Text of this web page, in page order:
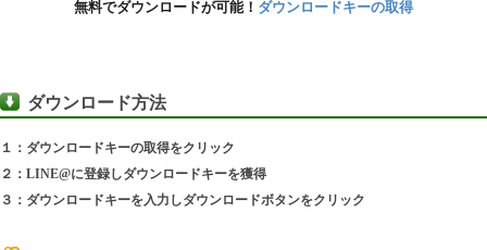
無料でダウンロードが可能！ ダウンロードキーの取得
ダウンロード方法
１：ダウンロードキーの取得をクリック
２：LINE@に登録しダウンロードキーを獲得
３：ダウンロードキーを入力しダウンロードボタンをクリック